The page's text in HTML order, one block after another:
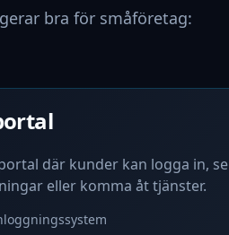
bra för småföretag:
där kunder kan logga in,
eller komma åt tjänster.